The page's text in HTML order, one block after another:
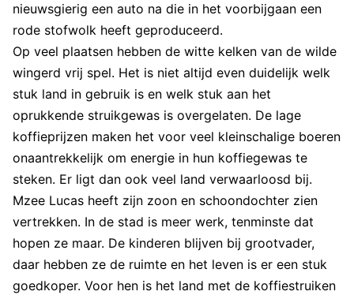
nieuwsgierig een auto na die in het voorbijgaan een
rode stofwolk heeft geproduceerd.
Op veel plaatsen hebben de witte kelken van de wilde
wingerd vrij spel. Het is niet altijd even duidelijk welk
stuk land in gebruik is en welk stuk aan het
oprukkende struikgewas is overgelaten. De lage
koffieprijzen maken het voor veel kleinschalige boeren
onaantrekkelijk om energie in hun koffiegewas te
steken. Er ligt dan ook veel land verwaarloosd bij.
Mzee Lucas heeft zijn zoon en schoondochter zien
vertrekken. In de stad is meer werk, tenminste dat
hopen ze maar. De kinderen blijven bij grootvader,
daar hebben ze de ruimte en het leven is er een stuk
goedkoper. Voor hen is het land met de koffiestruiken